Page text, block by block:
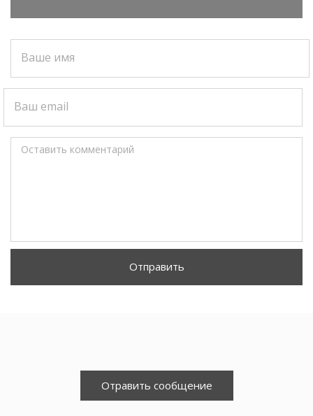
Ваше имя
Ваш email
Оставить комментарий
Отправить
Отравить сообщение